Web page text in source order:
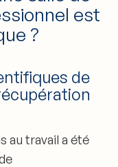
est
?
de
au travail a été